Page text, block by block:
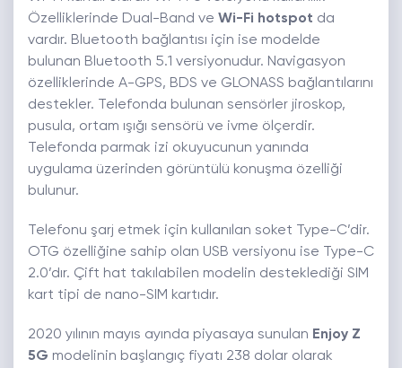
Özelliklerinde Dual-Band ve Wi-Fi hotspot da
vardır. Bluetooth bağlantısı için ise modelde
bulunan Bluetooth 5.1 versiyonudur. Navigasyon
özelliklerinde A-GPS, BDS ve GLONASS bağlantılarını
destekler. Telefonda bulunan sensörler jiroskop,
pusula, ortam ışığı sensörü ve ivme ölçerdir.
Telefonda parmak izi okuyucunun yanında
uygulama üzerinden görüntülü konuşma özelliği
bulunur.
Telefonu şarj etmek için kullanılan soket Type-C’dir.
OTG özelliğine sahip olan USB versiyonu ise Type-C
2.0’dır. Çift hat takılabilen modelin desteklediği SIM
kart tipi de nano-SIM kartıdır.
2020 yılının mayıs ayında piyasaya sunulan Enjoy Z
5G modelinin başlangıç fiyatı 238 dolar olarak